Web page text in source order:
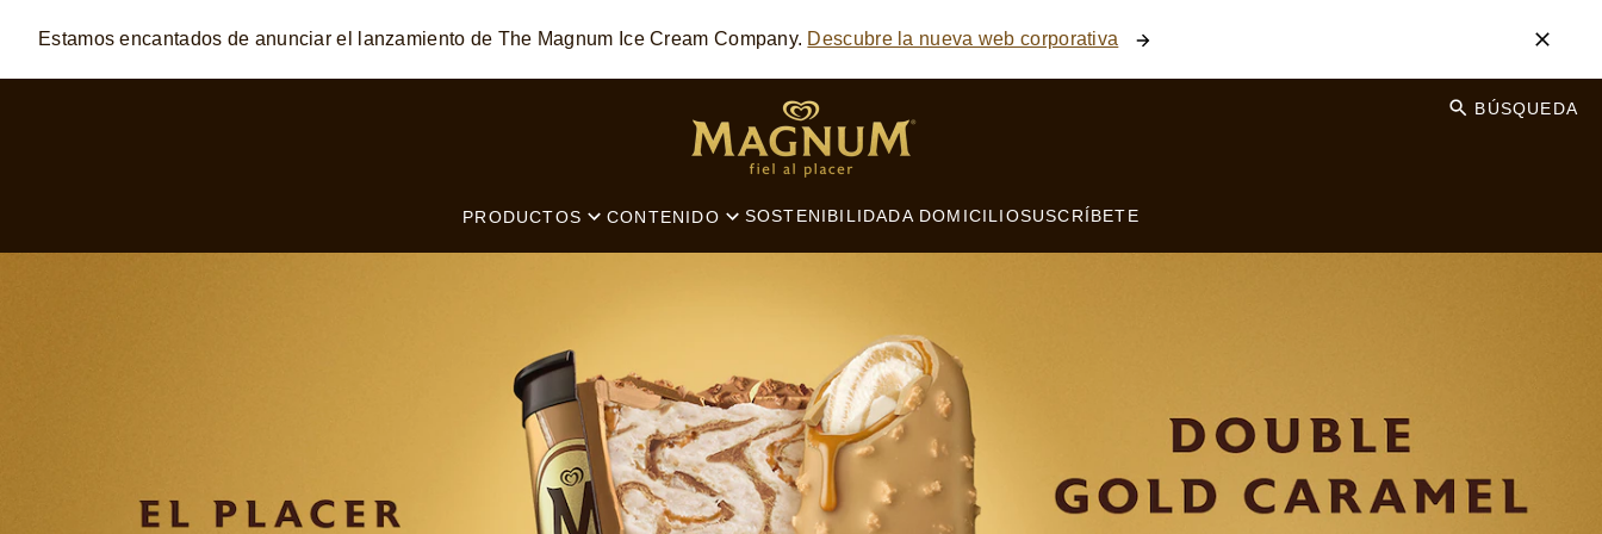
Skip to: MAIN CONTENT FOOTER SEARCH
Estamos encantados de anunciar el lanzamiento de The Magnum Ice Cream Company. Descubre la nueva web corporativa
PRODUCTOS CONTENIDO SOSTENIBILIDADA DOMICILIOSUSCRÍBETE
BÚSQUEDA